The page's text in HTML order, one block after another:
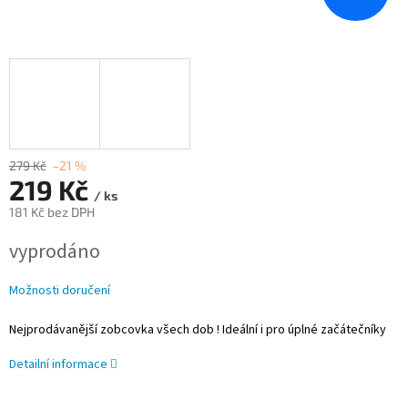
279 Kč –21 %
219 Kč / ks
181 Kč bez DPH
cena:
vyprodáno
Možnosti doručení
Nejprodávanější zobcovka všech dob ! Ideální i pro úplné začátečníky
Detailní informace